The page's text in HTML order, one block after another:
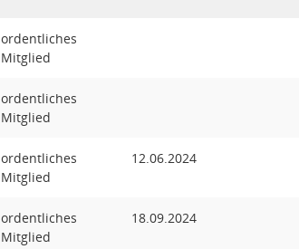
ordentliches
Mitglied
ordentliches
Mitglied
ordentliches
Mitglied
12.06.2024
ordentliches
Mitglied
18.09.2024